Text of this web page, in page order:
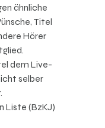
ähnliche
Titel
Hörer
dem Live-
selber
Liste (BzKJ)